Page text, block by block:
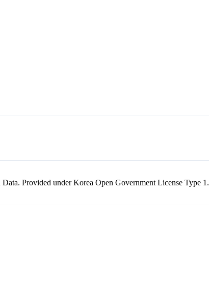
Provided under Korea Open Government License Type 1.